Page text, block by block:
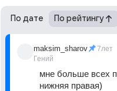
По дате По рейтингу
maksim_sharov
Гений
7лет
мне больше всех
нижняя правая)